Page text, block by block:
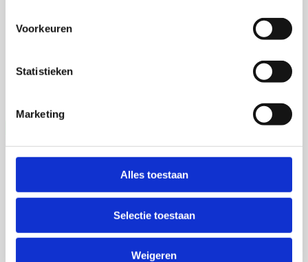
Voorkeuren
Statistieken
Marketing
Alles toestaan
Selectie toestaan
Weigeren
16 september 2026
17 september 2026